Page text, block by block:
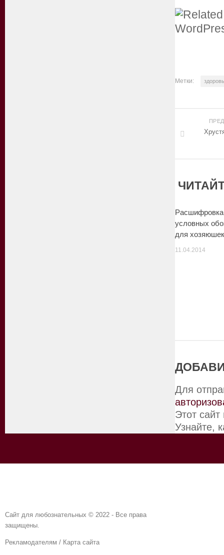
Метки:
Расшифровка
условных
для хозяюшек
11.04.2014
Для
Этот
Узнайте,
Сайт для любознательных © 2022 - Все права
защищены.
Рекламодателям / Карта сайта